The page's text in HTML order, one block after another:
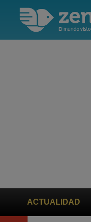
ACTUALIDAD
a Marco Rubio